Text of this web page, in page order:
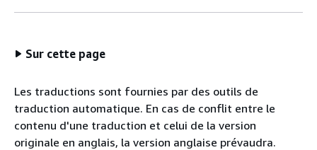
Sur cette page
Les traductions sont fournies par des outils de
traduction automatique. En cas de conflit entre le
contenu d'une traduction et celui de la version
originale en anglais, la version anglaise prévaudra.